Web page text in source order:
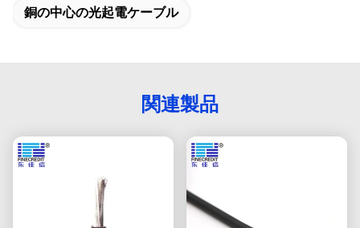
銅の中心の光起電ケーブル
関連製品